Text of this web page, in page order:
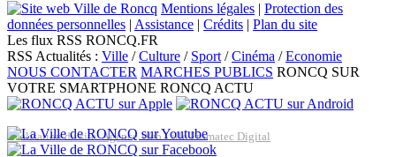
Mentions légales | Protection des
données personnelles | Assistance | Crédits | Plan du site
Les flux RSS RONCQ.FR
RSS Actualités : Ville /Culture / Sport /Cinéma /Economie
NOUS CONTACTER MARCHES PUBLICS RONCQ SUR
VOTRE SMARTPHONE RONCQ ACTU
Réalisation du site: Agence Web Lille Promatec Digital